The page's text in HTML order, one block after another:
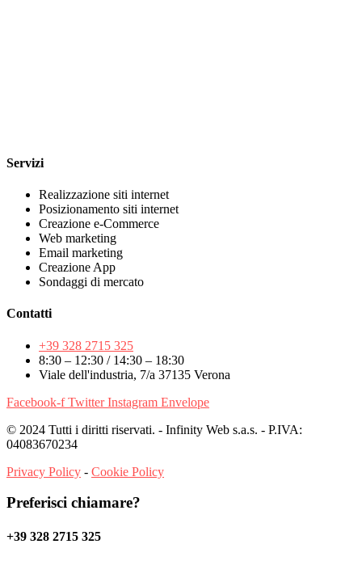
Servizi
Realizzazione siti internet
Posizionamento siti internet
Creazione e-Commerce
Web marketing
Email marketing
Creazione App
Sondaggi di mercato
Contatti
+39 328 2715 325
8:30 – 12:30 / 14:30 – 18:30
Viale dell'industria, 7/a 37135 Verona
Facebook-f Twitter Instagram Envelope
© 2024 Tutti i diritti riservati. - Infinity Web s.a.s. - P.IVA:
04083670234
Privacy Policy - Cookie Policy
Preferisci chiamare?
+39 328 2715 325